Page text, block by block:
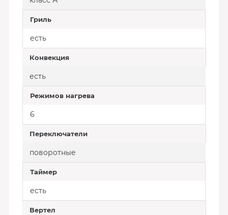
Гриль
есть
Конвекция
есть
Режимов нагрева
6
Переключатели
поворотные
Таймер
есть
Вертел